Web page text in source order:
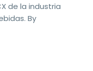
de la industria
By